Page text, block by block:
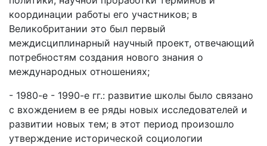
координации работы его участников; в
Великобритании это был первый
междисциплинарный научный проект, отвечающий
потребностям создания нового знания о
международных отношениях;
- 1980-е - 1990-е гг.: развитие школы было связано
с вхождением в ее ряды новых исследователей и
развитии новых тем; в этот период произошло
утверждение исторической социологии